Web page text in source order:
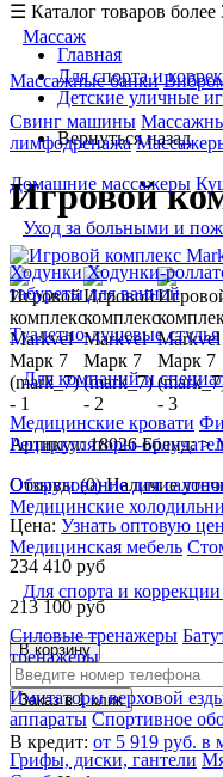
☰ Каталог товаров более
Массаж
Массажные банки
Свинг машины
лимфодренажа
Домашние массажеры
Уход за больными и
ХодункиХодунки-
табуреты для ванной
Туалетно-душевые стулья
Для компаний и
Медицинские кровати
Рециркуляторы-
Оборудование для
Медицинские
Медицинская мебель
Для спорта и
Силовые тренажеры
тренажеры
Имитаторы верховой
аппараты Спортивное
Грифы, диски, гантели
Главная
Для спорта и
Детские уличные
Вернуться назад
Игровой
Артикул: 18026 Бренд: >
Отзывы (0)Наличие
Цена: Узнать оптовую
234 410 руб
213 100руб
В корзину
Заказ в 1 клик
В кредит: от 5 919 руб. в